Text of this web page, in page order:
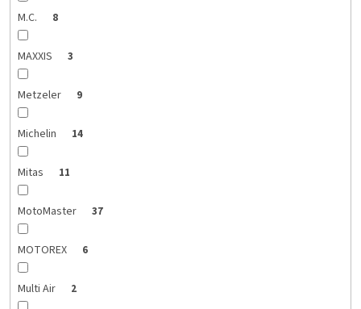
M.C. 8
MAXXIS 3
Metzeler 9
Michelin 14
Mitas 11
MotoMaster 37
MOTOREX 6
Multi Air 2